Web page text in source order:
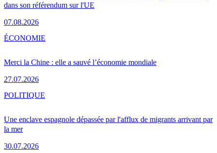
dans son référendum sur l'UE
07.08.2026
Merci la Chine : elle a sauvé l’économie mondiale
27.07.2026
ÉCONOMIE
Une enclave espagnole dépassée par l'afflux de migrants arrivant par
la mer
30.07.2026
POLITIQUE